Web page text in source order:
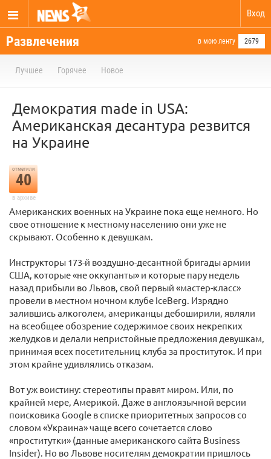
Вход
Развлечения в мою ленту 2679
Лучшее Горячее Новое
Демократия made in USA:
Американская десантура резвится
на Украине
отметили
40
в архиве
Американских военных на Украине пока еще немного. Но
свое отношение к местному населению они уже не
скрывают. Особенно к девушкам.
Инструкторы 173-й воздушно-десантной бригады армии
США, которые «не оккупанты» и которые пару недель
назад прибыли во Львов, свой первый «мастер-класс»
провели в местном ночном клубе IceBerg. Изрядно
залившись алкоголем, американцы дебоширили, являли
на всеобщее обозрение содержимое своих некрепких
желудков и делали непристойные предложения девушкам,
принимая всех посетительниц клуба за проституток. И при
этом крайне удивлялись отказам.
Вот уж воистину: стереотипы правят миром. Или, по
крайней мере, Америкой. Даже в англоязычной версии
поисковика Google в списке приоритетных запросов со
словом «Украина» чаще всего сочетается слово
«проститутки» (данные американского сайта Business
Insider). Но во Львове носителям демократии пришлось